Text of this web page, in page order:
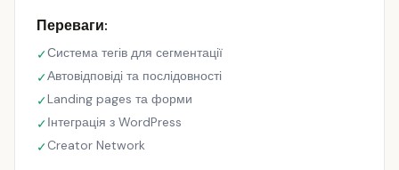
Переваги:
✓Система тегів для сегментації
✓Автовідповіді та послідовності
✓Landing pages та форми
✓Інтеграція з WordPress
✓Creator Network